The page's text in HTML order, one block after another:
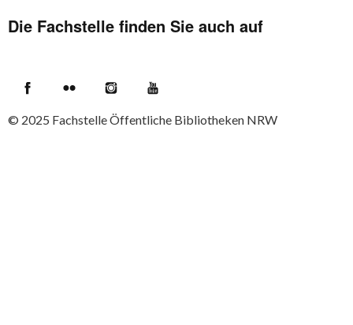
Die Fachstelle finden Sie auch auf
© 2025 Fachstelle Öffentliche Bibliotheken NRW